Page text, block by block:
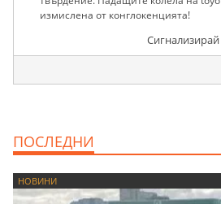
измислена от конглокенцията!
ПОСЛЕДНИ
НОВИНИ